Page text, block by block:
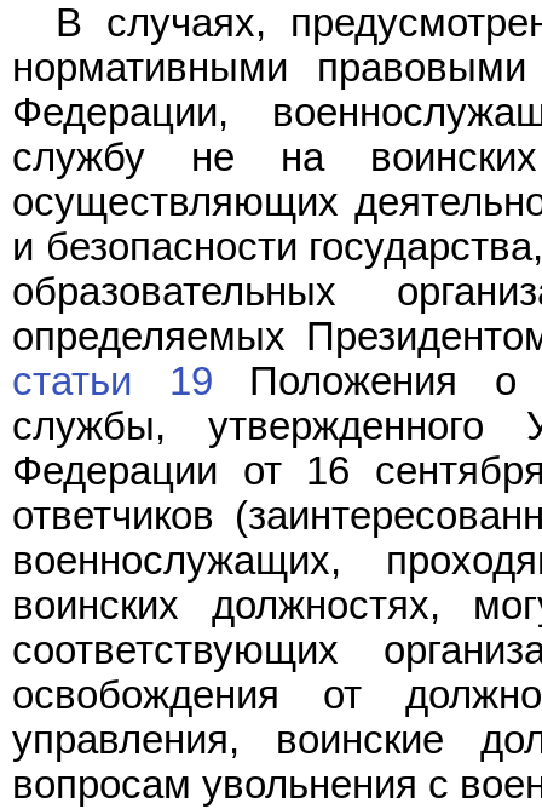
В случаях,
нормативными
Федерации,
службу не на воинских
осуществляющих
и безопасности
образовательных
определяемых
статьи 19 Положения о
службы, утвержденного
Федерации от 16
ответчиков
военнослужащих,
воинских должностях,
соответствующих
освобождения от
управления, воинские
вопросам увольнения с